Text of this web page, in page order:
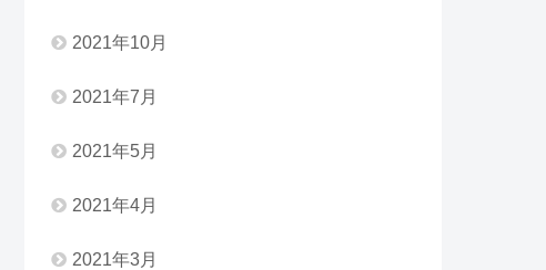
2021年10月
2021年7月
2021年5月
2021年4月
2021年3月